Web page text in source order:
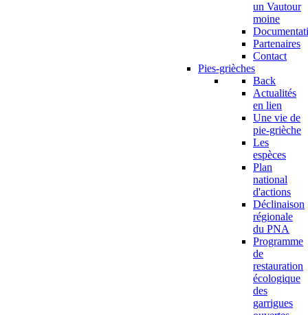
un Vautour
moine
Partenaires
Contact
Pies-grièches
Back
Actualités
en lien
Une vie de
pie-grièche
Les
espèces
Plan
national
d'actions
Déclinaison
régionale
du PNA
Programme
de
restauration
écologique
des
garrigues